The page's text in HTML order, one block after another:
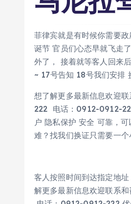
菲律宾就是有时候你需要
诞节 官员们心态早就飞走
外了， 接着就等客人回来
~ 17号告知 18号我们安排
想了解更多最新信息欢迎
222 电话：0912-0912-
户 隐私保护 安全 可靠，
难？找我们换证只需要一
客人按照时间到达指定地
解更多最新信息欢迎联系